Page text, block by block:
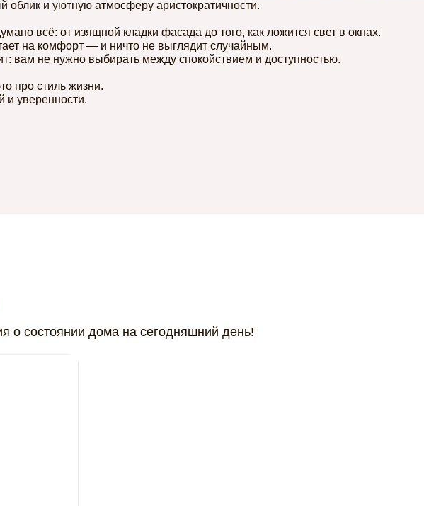
облик и уютную атмосферу аристократичности.
всё: от изящной кладки фасада до того, как ложится свет в окнах.
на комфорт — и ничто не выглядит случайным.
вам не нужно выбирать между спокойствием и доступностью.
про стиль жизни.
и уверенности.
о состоянии дома на сегодняшний день!